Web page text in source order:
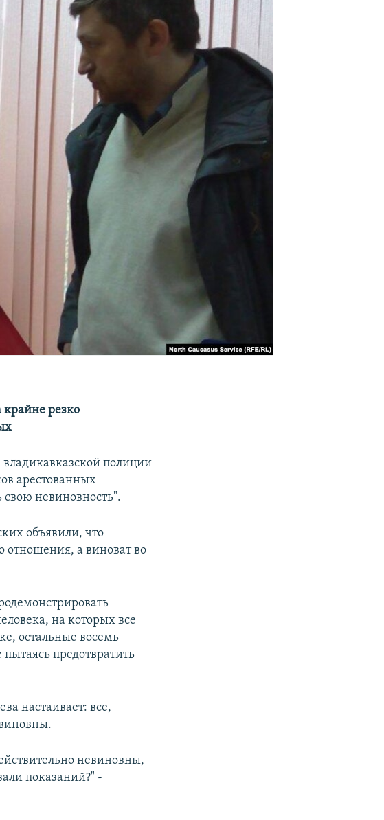
резко
владикавказской полиции
арестованных
невиновность".
объявили, что
отношения, а виноват во
на которых все
остальные восемь
предотвратить
настаивает: все,
невиновны,
показаний?" -